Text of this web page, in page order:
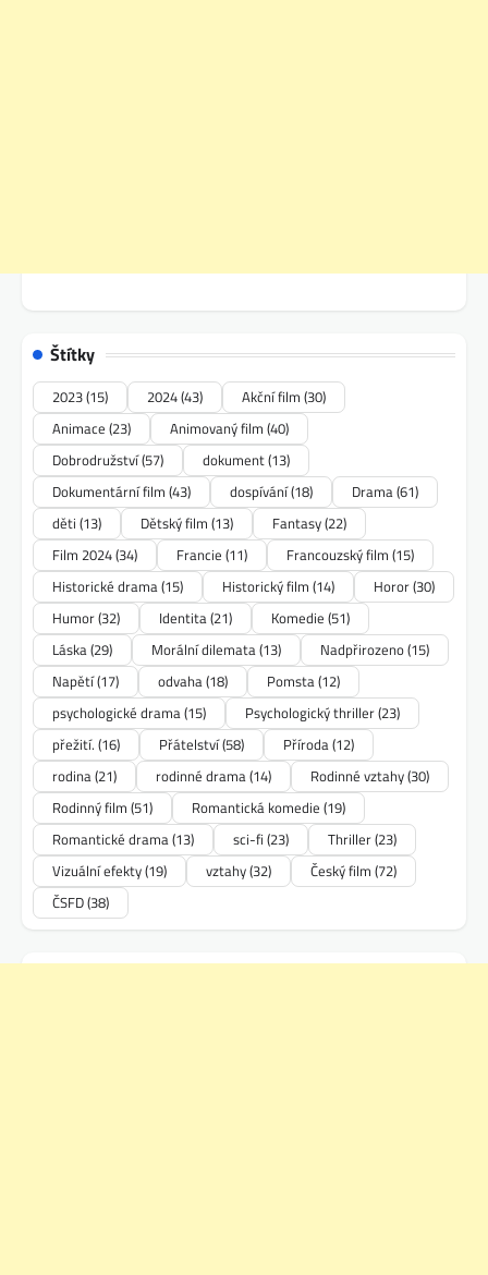
Štítky
2023(15) 2024(43) Akční film (30)
Animace (23) Animovaný film (40)
Dobrodružství(57) dokument(13)
Dokumentární film (43) dospívání(18) Drama(61)
děti (13) Dětský film (13) Fantasy(22)
Film 2024(34) Francie (11) Francouzský film (15)
Historické drama(15) Historický film (14) Horor(30)
Humor(32) Identita(21) Komedie (51)
Láska(29) Morální dilemata(13) Nadpřirozeno(15)
Napětí(17) odvaha(18) Pomsta(12)
psychologické drama(15) Psychologický thriller(23)
přežití. (16) Přátelství(58) Příroda(12)
rodina(21) rodinné drama(14) Rodinné vztahy(30)
Rodinný film (51) Romantická komedie (19)
Romantické drama(13) sci-fi (23) Thriller(23)
Vizuální efekty(19) vztahy(32) Český film (72)
ČSFD(38)